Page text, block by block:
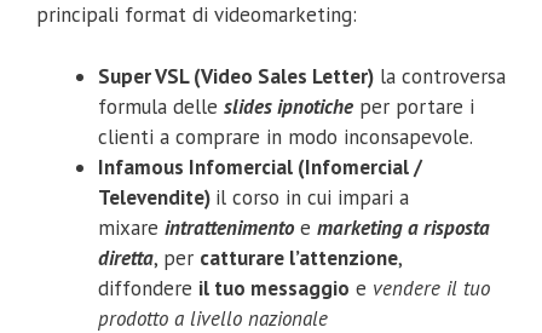
principali format di videomarketing:
Super VSL (Video Sales Letter) la controversa
formula delle slides ipnotiche per portare i
clienti a comprare in modo inconsapevole.
Infamous Infomercial (Infomercial /
Televendite) il corso in cui impari a
mixare intrattenimento e marketing a risposta
diretta, per catturare l’attenzione,
diffondere il tuo messaggio e vendere il tuo
prodotto a livello nazionale